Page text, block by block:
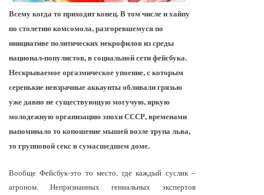
Всему когда то приходит конец. В том числе и хайпу
по столетию комсомола, разгоревшемуся по
инициативе политических некрофилов из среды
национал-популистов, в социальной сети фейсбука.
Нескрываемое оргазмическое упоение, с которым
серенькие невзрачные аккаунты обливали грязью
уже давно не существующую могучую, яркую
молодежную организацию эпохи СССР, временами
напоминало то копошение мышей возле трупа льва,
то групповой секс в сумасшедшем доме.
Вообще Фейсбук-это то место, где каждый суслик –
агроном. Непризнанных гениальных экспертов